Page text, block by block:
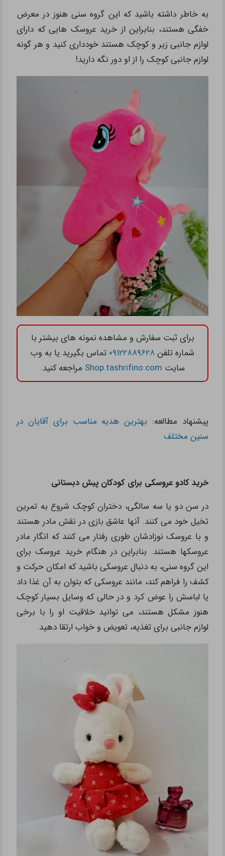
به خاطر داشته باشید که این گروه سنی هنوز در معرض
خفگی هستند، بنابراین از خرید عروسک هایی که دارای
لوازم جانبی زیر و کوچک هستند خودداری کنید و هر گونه
لوازم جانبی کوچک را از او دور نگه دارید!
برای ثبت سفارش و مشاهده نمونه های بیشتر با
شماره تلفن۰۹۱۲۲۸۸۹۶۲۸ تماس بگیرید یا به وب
سایت Shop.tashrifino.com مراجعه کنید.
پیشنهاد مطالعه: بهترین هدیه مناسب برای آقایان در
سنین مختلف
خرید کادو عروسکی برای کودکان پیش دبستانی
در سن دو یا سه سالگی، دختران کوچک شروع به تمرین
تخیل خود می کنند. آنها عاشق بازی در نقش مادر هستند
و با عروسک نوزادشان طوری رفتار می کنند که انگار مادر
عروسکها هستند. بنابراین در هنگام خرید عروسک برای
این گروه سنی، به دنبال عروسکی باشید که امکان حرکت و
کشف را فراهم کند، مانند عروسکی که بتوان به آن غذا داد
یا لباسش را عوض کرد و در حالی که وسایل بسیار کوچک
هنوز مشکل هستند، می توانید خلاقیت او را با برخی
لوازم جانبی برای تغذیه، تعویض و خواب ارتقا دهید.